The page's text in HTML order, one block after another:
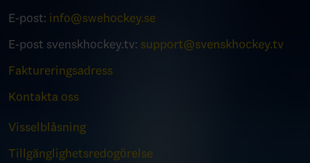
E-post: info@swehockey.se
E-post svenskhockey.tv: support@svenskhockey.tv
Faktureringsadress
Kontakta oss
Visselblåsning
Tillgänglighetsredogörelse